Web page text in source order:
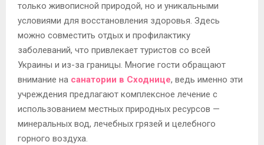
только живописной природой, но и уникальными
условиями для восстановления здоровья. Здесь
можно совместить отдых и профилактику
заболеваний, что привлекает туристов со всей
Украины и из-за границы. Многие гости обращают
внимание на санатории в Сходнице, ведь именно эти
учреждения предлагают комплексное лечение с
использованием местных природных ресурсов —
минеральных вод, лечебных грязей и целебного
горного воздуха.